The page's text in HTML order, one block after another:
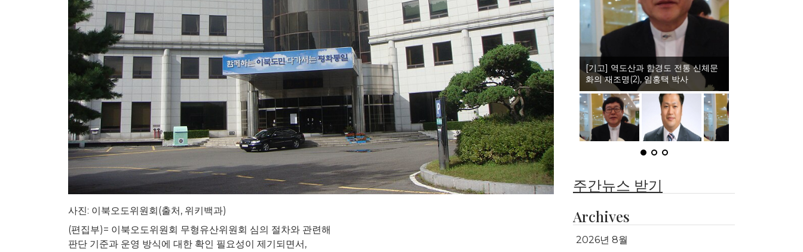
사진: 이북오도위원회(출처, 위키백과)
(편집부)= 이북오도위원회 무형유산위원회 심의 절차와 관련해
판단 기준과 운영 방식에 대한 확인 필요성이 제기되면서,
(인터뷰)이북도민체육회와 권격도 발
전, 정일홍 회장
주간뉴스 받기
Archives
2026년 8월